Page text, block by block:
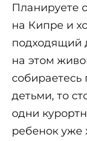
Планируете
на Кипре и
подходящий
на этом
собираетесь
детьми, то
одни
ребенок уже